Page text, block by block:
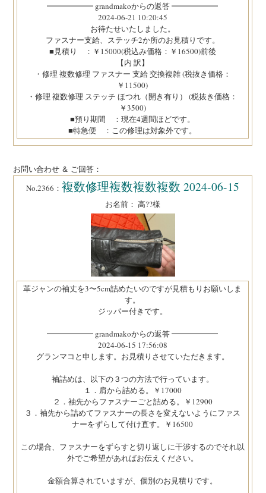
━━━━━━ grandmakoからの返答 ━━━━━━
2024-06-21 10:20:45
お待たせいたしました。
ファスナー支給、ステッチ2か所のお見積りです。
■見積り ：￥15000(税込み価格：￥16500)前後
【内 訳】
・修理 複数修理 ファスナー 支給 交換複雑 (税抜き価格：
￥11500)
・修理 複数修理 ステッチ ほつれ（開き有り） (税抜き価格：
￥3500)
■預り期間 ：現在4週間ほどです。
■特急便 ：この修理は対象外です。
お問い合わせ ＆ ご回答：
No.2366：複数修理複数複数複数 2024-06-15
お名前： 高??様
革ジャンの袖丈を3〜5cm詰めたいのですが見積もりお願いしま
す。
ジッパー付きです。
━━━━━━ grandmakoからの返答 ━━━━━━
2024-06-15 17:56:08
グランマコと申します。お見積りさせていただきます。
袖詰めは、以下の３つの方法で行っています。
１．肩から詰める。￥17000
２．袖先からファスナーごと詰める。￥12900
３．袖先から詰めてファスナーの長さを変えないようにファス
ナーをずらして付け直す。￥16500
この場合、ファスナーをずらすと切り返しに干渉するのでそれ以
外でご希望があればお伝えください。
金額合算されていますが、個別のお見積りです。